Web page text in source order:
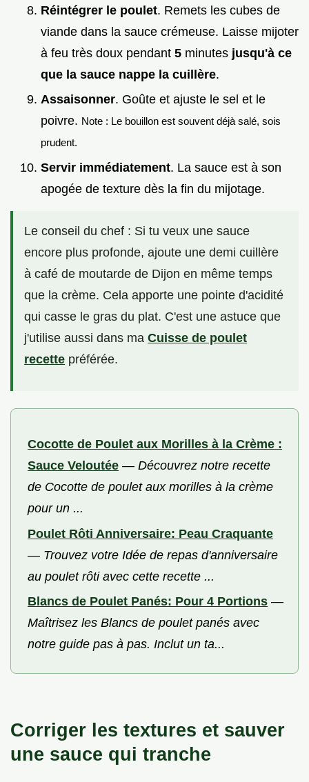
Réintégrer le poulet. Remets les cubes de
viande dans la sauce crémeuse. Laisse mijoter
à feu très doux pendant 5 minutes jusqu'à ce
que la sauce nappe la cuillère.
Assaisonner. Goûte et ajuste le sel et le
poivre. Note : Le bouillon est souvent déjà salé, sois
prudent.
Servir immédiatement. La sauce est à son
apogée de texture dès la fin du mijotage.
Le conseil du chef : Si tu veux une sauce
encore plus profonde, ajoute une demi cuillère
à café de moutarde de Dijon en même temps
que la crème. Cela apporte une pointe d'acidité
qui casse le gras du plat. C'est une astuce que
j'utilise aussi dans ma Cuisse de poulet
recette préférée.
Cocotte de Poulet aux Morilles à la Crème :
Sauce Veloutée — Découvrez notre recette
de Cocotte de poulet aux morilles à la crème
pour un ...
Poulet Rôti Anniversaire: Peau Craquante
— Trouvez votre Idée de repas d'anniversaire
au poulet rôti avec cette recette ...
Blancs de Poulet Panés: Pour 4 Portions —
Maîtrisez les Blancs de poulet panés avec
notre guide pas à pas. Inclut un ta...
Corriger les textures et sauver
une sauce qui tranche